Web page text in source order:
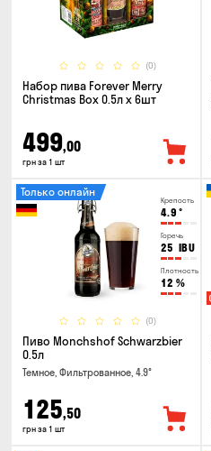
(0)
Набор пива Forever Merry
Christmas Box 0.5л x 6шт
499,00
грн за 1 шт
Крепость
4.9 °
Горечь
25 IBU
Плотность
12 %
(0)
Только онлайн
Пиво Monchshof Schwarzbier
0.5л
Темное, Фильтрованное, 4.9°
125,50
грн за 1 шт